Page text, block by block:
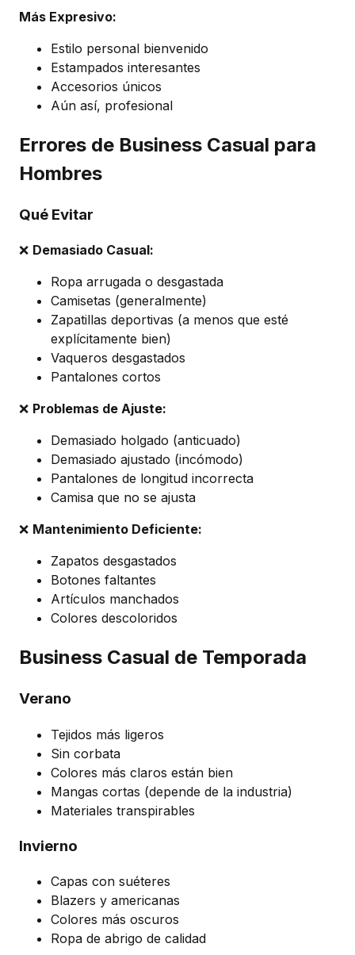
Más Expresivo:
Estilo personal bienvenido
Estampados interesantes
Accesorios únicos
Aún así, profesional
Errores de Business Casual para
Hombres
Qué Evitar
❌ Demasiado Casual:
Ropa arrugada o desgastada
Camisetas (generalmente)
Zapatillas deportivas (a menos que esté
explícitamente bien)
Vaqueros desgastados
Pantalones cortos
❌ Problemas de Ajuste:
Demasiado holgado (anticuado)
Demasiado ajustado (incómodo)
Pantalones de longitud incorrecta
Camisa que no se ajusta
❌ Mantenimiento Deficiente:
Zapatos desgastados
Botones faltantes
Artículos manchados
Colores descoloridos
Business Casual de Temporada
Verano
Tejidos más ligeros
Sin corbata
Colores más claros están bien
Mangas cortas (depende de la industria)
Materiales transpirables
Invierno
Capas con suéteres
Blazers y americanas
Colores más oscuros
Ropa de abrigo de calidad